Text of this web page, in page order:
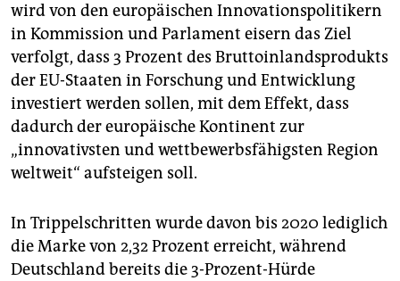
wird von den europäischen Innovationspolitikern
in Kommission und Parlament eisern das Ziel
verfolgt, dass 3 Prozent des Bruttoinlandsprodukts
der EU-Staaten in Forschung und Entwicklung
investiert werden sollen, mit dem Effekt, dass
dadurch der europäische Kontinent zur
„innovativsten und wettbewerbsfähigsten Region
weltweit“ aufsteigen soll.
In Trippelschritten wurde davon bis 2020 lediglich
die Marke von 2,32 Prozent erreicht, während
Deutschland bereits die 3-Prozent-Hürde